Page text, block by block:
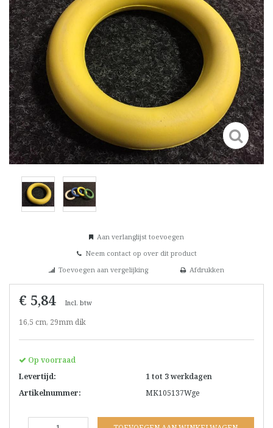
Aan verlanglijst toevoegen
Neem contact op over dit product
Toevoegen aan vergelijking
Afdrukken
€ 5,84 Incl. btw
16,5 cm, 29mm dik
Op voorraad
Levertijd:
1 tot 3 werkdagen
Artikelnummer:
MK105137Wge